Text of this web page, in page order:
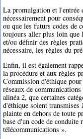
La promulgation et l'entrée
nécessairement pour
ou que les futurs codes de
toujours aller plus loin que
et/ou définir des règles
nécessaire, les règles du
Enfin, il est également
la procédure et aux règles
Commission d'éthique
réseaux de
alinéa 2, que certaines
d'éthique soient
plainte en dehors de toute
base d'un code de
télécommunications ».